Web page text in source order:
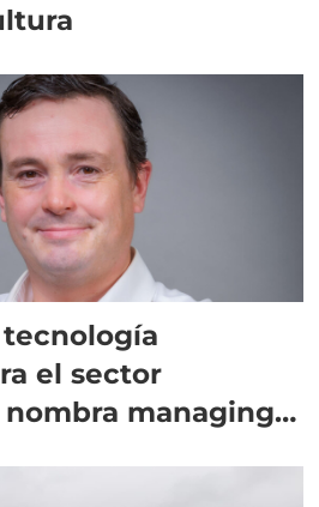
el sector
managing